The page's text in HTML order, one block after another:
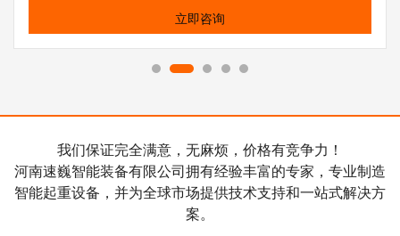
立即咨询
我们保证完全满意，无麻烦，价格有竞争力！
河南速巍智能装备有限公司拥有经验丰富的专家，专业制造
智能起重设备，并为全球市场提供技术支持和一站式解决方
案。